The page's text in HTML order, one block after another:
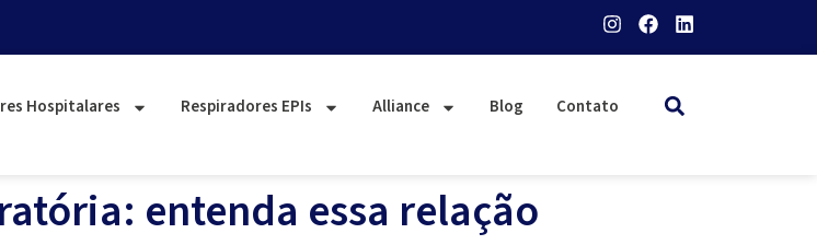
Hospitalares Respiradores EPIs Alliance Blog Contato
entenda essa relação